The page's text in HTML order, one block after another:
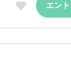
エン